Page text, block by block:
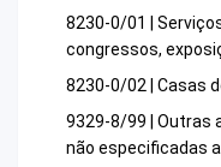
8230-0/01 |
congressos,
8230-0/02 | Casas
9329-8/99 | Outras
não especificadas